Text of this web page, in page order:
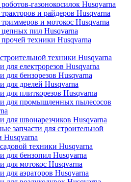
газонокосилок Husqvarna
и райдеров Husqvarna
и мотокос Husqvarna
цепных пил Husqvarna
техники Husqvarna
техники Husqvarna
для електрорезов Husqvarna
для бензорезов Husqvarna
для дрелей Husqvarna
для плиткорезов Husqvarna
для промышленных пылесосов
для швонарезчиков Husqvarna
запчасти для строительной
Husqvarna
техники Husqvarna
для бензопил Husqvarna
для мотокос Husqvarna
для аэраторов Husqvarna